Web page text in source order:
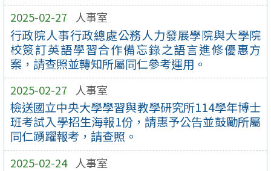
2025-02-27 人事室
行政院人事行政總處公務人力發展學院與大學院
校簽訂英語學習合作備忘錄之語言進修優惠方
案，請查照並轉知所屬同仁參考運用。
2025-02-27 人事室
檢送國立中央大學學習與教學研究所114學年博士
班考試入學招生海報1份，請惠予公告並鼓勵所屬
同仁踴躍報考，請查照。
2025-02-24 人事室